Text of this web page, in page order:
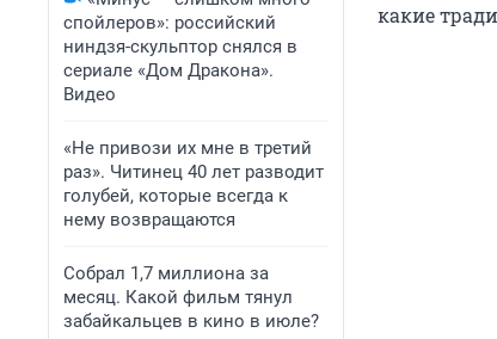
спойлеров»: российский
ниндзя-скульптор снялся в
сериале «Дом Дракона».
Видео
«Не привози их мне в третий
раз». Читинец 40 лет разводит
голубей, которые всегда к
нему возвращаются
Собрал 1,7 миллиона за
месяц. Какой фильм тянул
забайкальцев в кино в июле?
какие